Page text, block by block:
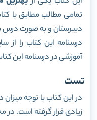
تمامی مطالب مطابق با
دبیرستان و به صورت
درسنامه این کتاب را از
آموزشی در درسنامه این
تست
در این کتاب با توجه